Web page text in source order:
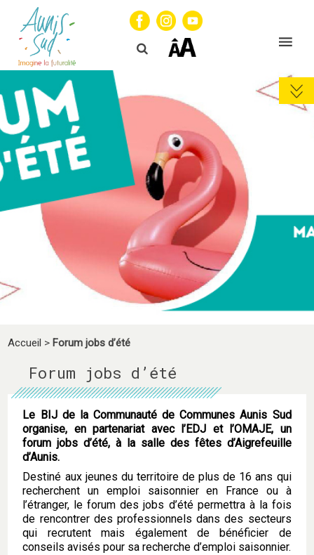
Accueil > Forum jobs d’été
Forum jobs d’été
Le BIJ de la Communauté de Communes Aunis Sud
organise, en partenariat avec l’EDJ et l’OMAJE, un
forum jobs d’été, à la salle des fêtes d’Aigrefeuille
d’Aunis.
Destiné aux jeunes du territoire de plus de 16 ans qui
recherchent un emploi saisonnier en France ou à
l’étranger, le forum des jobs d’été permettra à la fois
de rencontrer des professionnels dans des secteurs
qui recrutent mais également de bénéficier de
conseils avisés pour sa recherche d’emploi saisonnier.